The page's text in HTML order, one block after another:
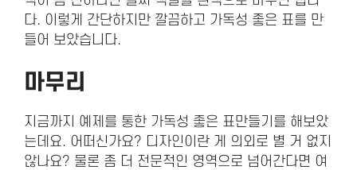
다. 이렇게 간단하지만 깔끔하고 가독성 좋은 표를 만
들어 보았습니다.
마무리
지금까지 예제를 통한 가독성 좋은 표만들기를 해보았
는데요. 어떠신가요? 디자인이란 게 의외로 별 거 없지
않나요? 물론 좀 더 전문적인 영역으로 넘어간다면 여